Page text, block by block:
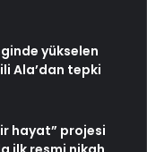
yükselen
Ala’dan tepki
hayat” projesi